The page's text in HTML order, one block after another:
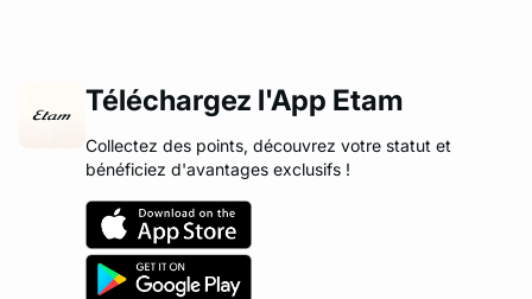
Téléchargez l'App Etam
Collectez des points, découvrez votre statut et
bénéficiez d'avantages exclusifs !